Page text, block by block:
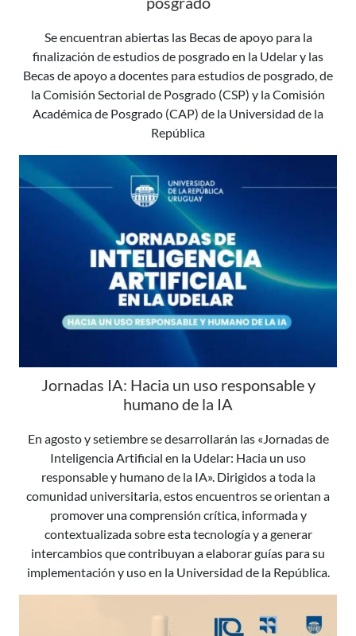
Se encuentran abiertas las Becas de apoyo para la
finalización de estudios de posgrado en la Udelar y las
Becas de apoyo a docentes para estudios de posgrado, de
la Comisión Sectorial de Posgrado (CSP) y la Comisión
Académica de Posgrado (CAP) de la Universidad de la
República
Jornadas IA: Hacia un uso responsable y
humano de la IA
En agosto y setiembre se desarrollarán las «Jornadas de
Inteligencia Artificial en la Udelar: Hacia un uso
responsable y humano de la IA». Dirigidos a toda la
comunidad universitaria, estos encuentros se orientan a
promover una comprensión crítica, informada y
contextualizada sobre esta tecnología y a generar
intercambios que contribuyan a elaborar guías para su
implementación y uso en la Universidad de la República.